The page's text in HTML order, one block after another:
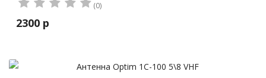
(0)
2300 р